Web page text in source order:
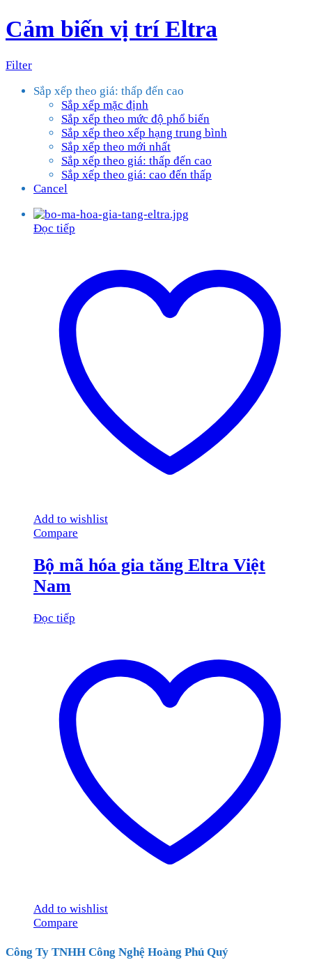
Cảm biến vị trí Eltra
Filter
Sắp xếp theo giá: thấp đến cao
Sắp xếp mặc định
Sắp xếp theo mức độ phổ biến
Sắp xếp theo xếp hạng trung bình
Sắp xếp theo mới nhất
Sắp xếp theo giá: thấp đến cao
Sắp xếp theo giá: cao đến thấp
Cancel
Đọc tiếp
Add to wishlist
Compare
Bộ mã hóa gia tăng Eltra Việt
Nam
Đọc tiếp
Add to wishlist
Compare
Công Ty TNHH Công Nghệ Hoàng Phú Quý